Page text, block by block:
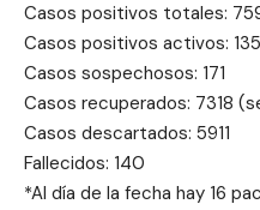
Casos positivos totales:
Casos positivos activos:
Casos sospechosos: 171
Casos recuperados: 7318
Casos descartados: 5911
Fallecidos: 140
*Al día de la fecha hay 16